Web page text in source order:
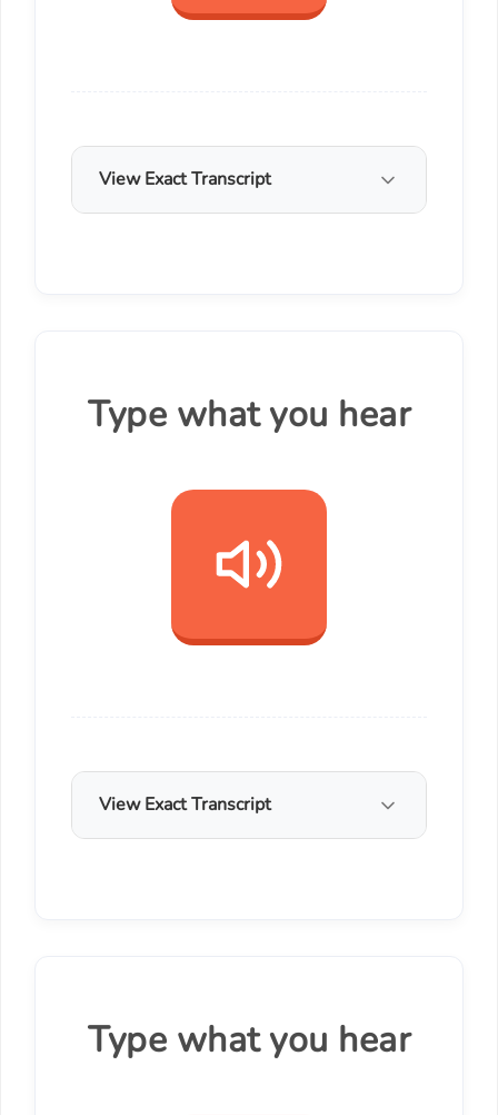
View Exact Transcript
Type what you hear
View Exact Transcript
Type what you hear